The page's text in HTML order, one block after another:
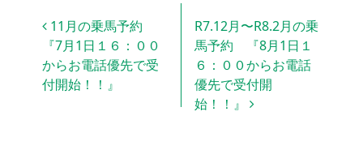
投稿ナビゲーション
11月の乗馬予約
『7月1日１６：００
からお電話優先で受
付開始！！』
R7.12月〜R8.2月の乗
馬予約 『8月1日１
６：００からお電話
優先で受付開
始！！』